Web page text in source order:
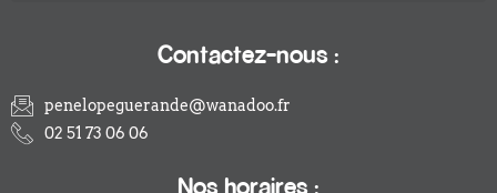
Contactez-nous :
penelopeguerande@wanadoo.fr
02 51 73 06 06
Nos horaires :